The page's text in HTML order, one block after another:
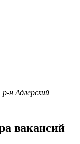
р-н Адлерский
вакансий